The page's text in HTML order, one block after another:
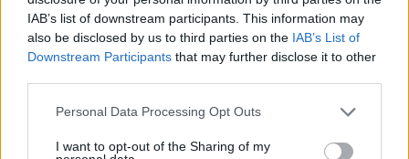
IAB’s list of downstream participants. This information may
also be disclosed by us to third parties on the IAB’s List of
Downstream Participants that may further disclose it to other
Personal Data Processing Opt Outs
I want to opt-out of the Sharing of my